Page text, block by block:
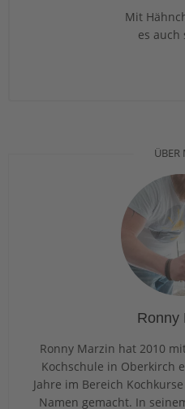
Mit
es auch
ÜBER
Ronny
Ronny Marzin hat 2010
Kochschule in Oberkirch
Jahre im Bereich
Namen gemacht. In